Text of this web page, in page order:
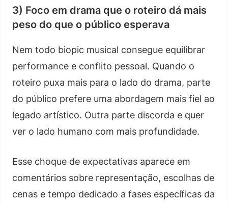
3) Foco em drama que o roteiro dá mais
peso do que o público esperava
Nem todo biopic musical consegue equilibrar
performance e conflito pessoal. Quando o
roteiro puxa mais para o lado do drama, parte
do público prefere uma abordagem mais fiel ao
legado artístico. Outra parte discorda e quer
ver o lado humano com mais profundidade.
Esse choque de expectativas aparece em
comentários sobre representação, escolhas de
cenas e tempo dedicado a fases específicas da